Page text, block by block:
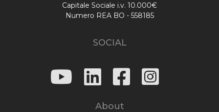
Capitale Sociale i.v. 10.000€
Numero REA BO - 558185
SOCIAL
About